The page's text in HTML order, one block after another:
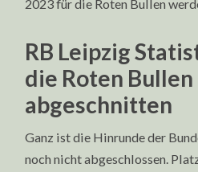
2023 für die Roten Bullen
RB Leipzig
die Roten Bullen
abgeschnitten
Ganz ist die Hinrunde der
noch nicht abgeschlossen.